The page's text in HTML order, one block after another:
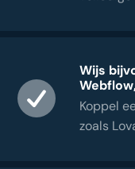
Wijs
Koppel
zoals